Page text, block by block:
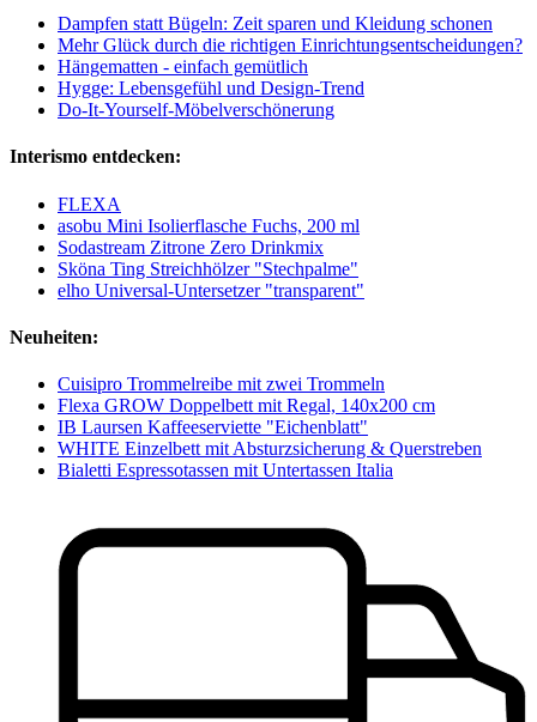
Dampfen statt Bügeln: Zeit sparen und Kleidung schonen
Mehr Glück durch die richtigen Einrichtungsentscheidungen?
Hängematten - einfach gemütlich
Hygge: Lebensgefühl und Design-Trend
Do-It-Yourself-Möbelverschönerung
Interismo entdecken:
FLEXA
asobu Mini Isolierflasche Fuchs, 200 ml
Sodastream Zitrone Zero Drinkmix
Sköna Ting Streichhölzer "Stechpalme"
elho Universal-Untersetzer "transparent"
Neuheiten:
Cuisipro Trommelreibe mit zwei Trommeln
Flexa GROW Doppelbett mit Regal, 140x200 cm
IB Laursen Kaffeeserviette "Eichenblatt"
WHITE Einzelbett mit Absturzsicherung & Querstreben
Bialetti Espressotassen mit Untertassen Italia